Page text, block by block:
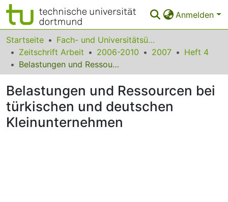
Anmelden
Bereiche & Sammlungen
Das gesamte Repositorium
FAQ
Leitlinien
Startseite
Fach- und Universitätsübergreifendes
Zeitschrift Arbeit
2006-2010 2007
Heft 4
Belastungen und Ressourcen bei türkischen und deutschen Kleinunternehmen
Belastungen und Ressourcen bei
türkischen und deutschen
Kleinunternehmen